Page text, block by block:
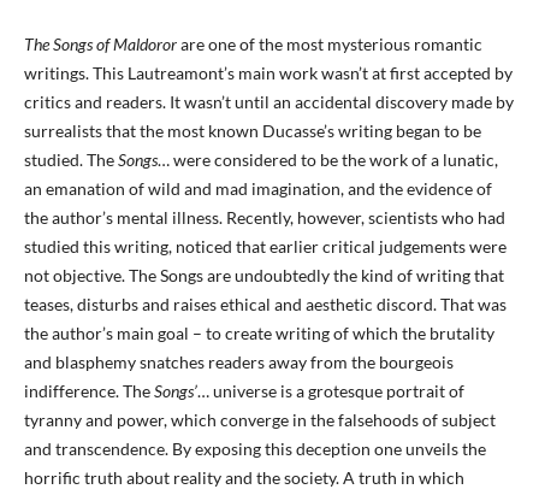
The Songs of Maldororare one of the most mysterious romantic
writings. This Lautreamont’s main work wasn’t at first accepted by
critics and readers. It wasn’t until an accidental discovery made by
surrealists that the most known Ducasse’s writing began to be
studied. TheSongs… were considered to be the work of a lunatic,
an emanation of wild and mad imagination, and the evidence of
the author’s mental illness. Recently, however, scientists who had
studied this writing, noticed that earlier critical judgements were
not objective. The Songs are undoubtedly the kind of writing that
teases, disturbs and raises ethical and aesthetic discord. That was
the author’s main goal – to create writing of which the brutality
and blasphemy snatches readers away from the bourgeois
indifference. TheSongs’… universe is a grotesque portrait of
tyranny and power, which converge in the falsehoods of subject
and transcendence. By exposing this deception one unveils the
horrific truth about reality and the society. A truth in which